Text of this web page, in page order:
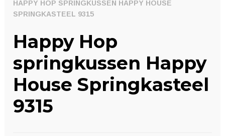
Contact
Winkelwagen
HAPPY HOP SPRINGKUSSEN HAPPY HOUSE
SPRINGKASTEEL 9315
Happy Hop
springkussen Happy
House Springkasteel
9315